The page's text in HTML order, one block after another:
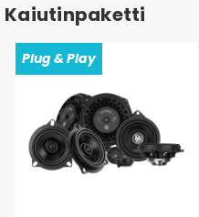
Kaiutinpaketti
Plug & Play